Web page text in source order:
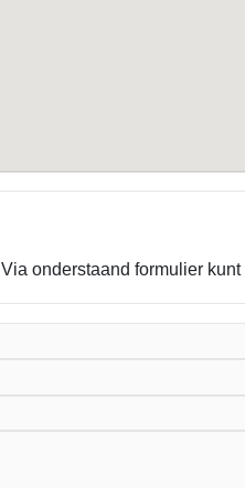
Via onderstaand formulier